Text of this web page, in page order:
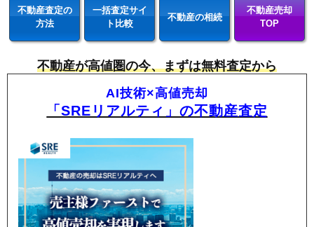
不動産査定の
方法
一括査定サイ
ト比較
不動産の相続
不動産売却
TOP
不動産が高値圏の今、まずは無料査定から
AI技術×高値売却
「SREリアルティ」の不動産査定